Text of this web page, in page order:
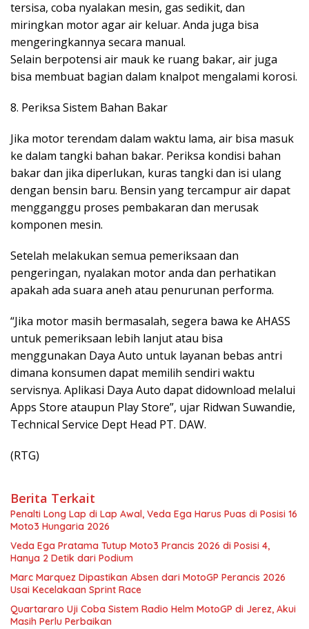
tersisa, coba nyalakan mesin, gas sedikit, dan
miringkan motor agar air keluar. Anda juga bisa
mengeringkannya secara manual.
Selain berpotensi air mauk ke ruang bakar, air juga
bisa membuat bagian dalam knalpot mengalami korosi.
8. Periksa Sistem Bahan Bakar
Jika motor terendam dalam waktu lama, air bisa masuk
ke dalam tangki bahan bakar. Periksa kondisi bahan
bakar dan jika diperlukan, kuras tangki dan isi ulang
dengan bensin baru. Bensin yang tercampur air dapat
mengganggu proses pembakaran dan merusak
komponen mesin.
Setelah melakukan semua pemeriksaan dan
pengeringan, nyalakan motor anda dan perhatikan
apakah ada suara aneh atau penurunan performa.
“Jika motor masih bermasalah, segera bawa ke AHASS
untuk pemeriksaan lebih lanjut atau bisa
menggunakan Daya Auto untuk layanan bebas antri
dimana konsumen dapat memilih sendiri waktu
servisnya. Aplikasi Daya Auto dapat didownload melalui
Apps Store ataupun Play Store”, ujar Ridwan Suwandie,
Technical Service Dept Head PT. DAW.
(RTG)
Berita Terkait
Penalti Long Lap di Lap Awal, Veda Ega Harus Puas di Posisi 16
Moto3 Hungaria 2026
Veda Ega Pratama Tutup Moto3 Prancis 2026 di Posisi 4,
Hanya 2 Detik dari Podium
Marc Marquez Dipastikan Absen dari MotoGP Perancis 2026
Usai Kecelakaan Sprint Race
Quartararo Uji Coba Sistem Radio Helm MotoGP di Jerez, Akui
Masih Perlu Perbaikan